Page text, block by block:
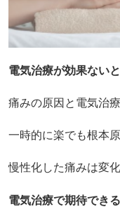
電気治療が効果ない
痛みの原因と電気治
一時的に楽でも根本
慢性化した痛みは変
電気治療で期待でき